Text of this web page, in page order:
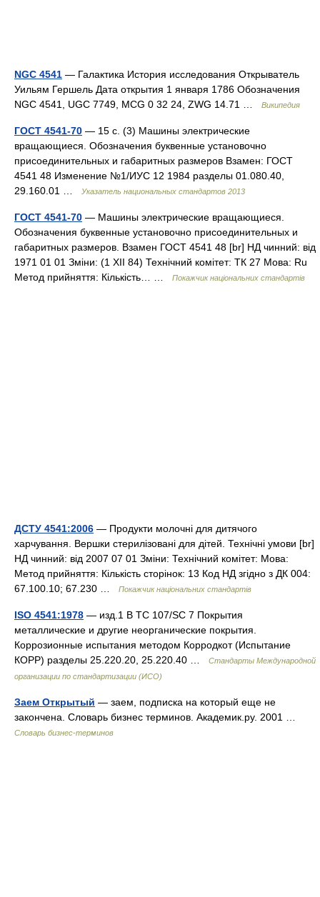
NGC 4541 — Галактика История исследования Открыватель
Уильям Гершель Дата открытия 1 января 1786 Обозначения
NGC 4541, UGC 7749, MCG 0 32 24, ZWG 14.71 …
Википедия
ГОСТ 4541-70 — 15 с. (3) Машины электрические
вращающиеся. Обозначения буквенные установочно
присоединительных и габаритных размеров Взамен: ГОСТ
4541 48 Изменение №1/ИУС 12 1984 разделы 01.080.40,
29.160.01 …
Указатель национальных стандартов 2013
ГОСТ 4541-70 — Машины электрические вращающиеся.
Обозначения буквенные установочно присоединительных и
габаритных размеров. Взамен ГОСТ 4541 48 [br] НД чинний: від
1971 01 01 Зміни: (1 XII 84) Технічний комітет: ТК 27 Мова: Ru
Метод прийняття: Кількість… …
Покажчик національних стандартів
ДСТУ 4541:2006 — Продукти молочні для дитячого
харчування. Вершки стерилізовані для дітей. Технічні умови [br]
НД чинний: від 2007 07 01 Зміни: Технічний комітет: Мова:
Метод прийняття: Кількість сторінок: 13 Код НД згідно з ДК 004:
67.100.10; 67.230 …
Покажчик національних стандартів
ISO 4541:1978 — изд.1 B TC 107/SC 7 Покрытия
металлические и другие неорганические покрытия.
Коррозионные испытания методом Корродкот (Испытание
КОРР) разделы 25.220.20, 25.220.40 …
Стандарты Международной
организации по стандартизации (ИСО)
Заем Открытый — заем, подписка на который еще не
закончена. Словарь бизнес терминов. Академик.ру. 2001 …
Словарь бизнес-терминов